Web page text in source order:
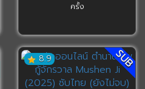
ครั้ง
8.9 SUB